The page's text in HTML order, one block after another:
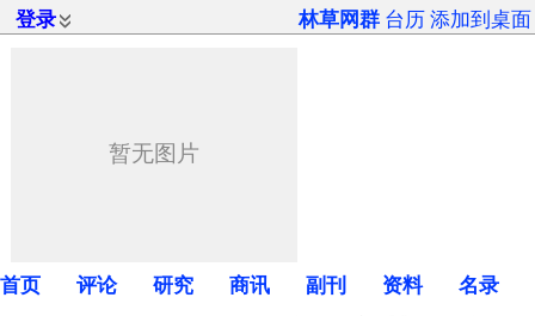
登录 林草网群 台历 添加到桌面
首页 评论 研究 商讯 副刊 资料 名录